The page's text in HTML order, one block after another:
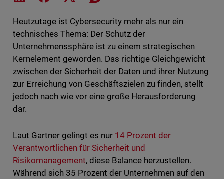
Heutzutage ist Cybersecurity mehr als nur ein
technisches Thema: Der Schutz der
Unternehmenssphäre ist zu einem strategischen
Kernelement geworden. Das richtige Gleichgewicht
zwischen der Sicherheit der Daten und ihrer Nutzung
zur Erreichung von Geschäftszielen zu finden, stellt
jedoch nach wie vor eine große Herausforderung
dar.
Laut Gartner gelingt es nur 14 Prozent der
Verantwortlichen für Sicherheit und
Risikomanagement, diese Balance herzustellen.
Während sich 35 Prozent der Unternehmen auf den